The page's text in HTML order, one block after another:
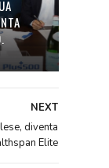
NEXT
diventa
Elite